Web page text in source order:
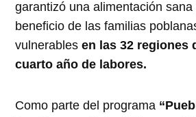
garantizó una alimentación
beneficio de las familias
vulnerables en las 32 regiones
cuarto año de labores.
Como parte del programa